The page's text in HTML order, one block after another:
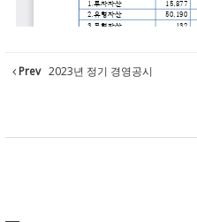
Prev 2023년 정기 경영공시